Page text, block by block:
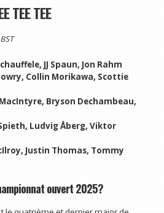
TEE TEE
JJ Spaun, Jon Rahm
Collin Morikawa, Scottie
Bryson Dechambeau,
Ludvig Åberg, Viktor
Justin Thomas, Tommy
ouvert 2025?